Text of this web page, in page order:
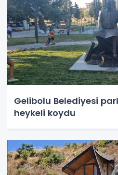
Gelibolu Belediyesi
heykeli koydu